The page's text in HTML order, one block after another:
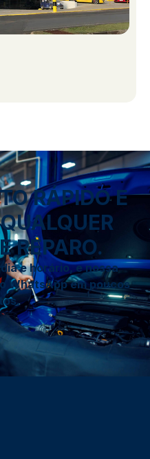
RÁPIDO E
REPARO.
e horário, e nossa
WhatsApp em poucos